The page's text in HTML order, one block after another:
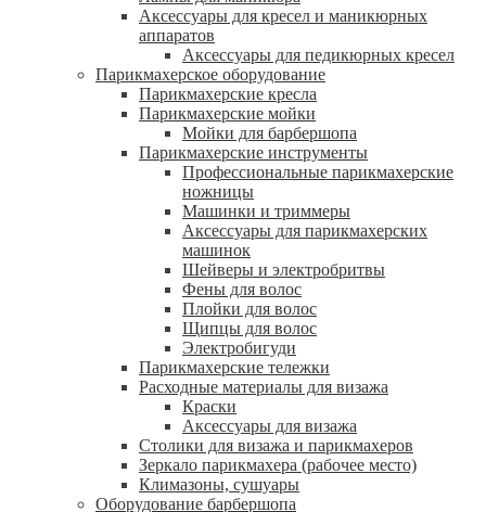
Аксессуары для кресел и маникюрных
аппаратов
Аксессуары для педикюрных кресел
Парикмахерское оборудование
Парикмахерские кресла
Парикмахерские мойки
Мойки для барбершопа
Парикмахерские инструменты
Профессиональные парикмахерские
ножницы
Машинки и триммеры
Аксессуары для парикмахерских
машинок
Шейверы и электробритвы
Фены для волос
Плойки для волос
Щипцы для волос
Электробигуди
Парикмахерские тележки
Расходные материалы для визажа
Краски
Аксессуары для визажа
Столики для визажа и парикмахеров
Зеркало парикмахера (рабочее место)
Климазоны, сушуары
Оборудование барбершопа